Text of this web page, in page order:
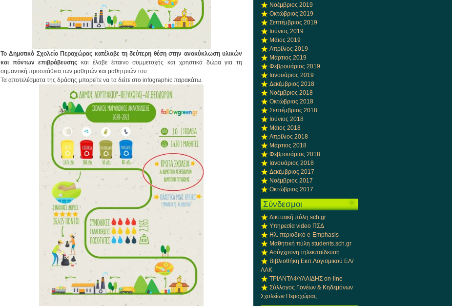
Το Δημοτικό Σχολείο Περαχώρας κατέλαβε τη δεύτερη θέση στην ανακύκλωση υλικών
και πόντων επιβράβευσης και έλαβε έπαινο συμμετοχής και χρηστικά δώρα για τη
σημαντική προσπάθεια των μαθητών και μαθητριών του.
Τα αποτελέσματα της δράσης μπορείτε να τα δείτε στο infographic παρακάτω.
Νοέμβριος 2019
Οκτώβριος 2019
Σεπτέμβριος 2019
Ιούνιος 2019
Μάιος 2019
Απρίλιος 2019
Μάρτιος 2019
Φεβρουάριος 2019
Ιανουάριος 2019
Δεκέμβριος 2018
Νοέμβριος 2018
Οκτώβριος 2018
Σεπτέμβριος 2018
Ιούνιος 2018
Μάιος 2018
Απρίλιος 2018
Μάρτιος 2018
Φεβρουάριος 2018
Ιανουάριος 2018
Δεκέμβριος 2017
Νοέμβριος 2017
Οκτώβριος 2017
Σύνδεσμοι
Δικτυακή πύλη sch.gr
Υπηρεσία video ΠΣΔ
Ηλ. περιοδικό e-Emphasis
Μαθητική πύλη students.sch.gr
Ασύγχρονη τηλεκπαίδευση
Βιβλιοθήκη Εκπ.Λογισμικού ΕΛ/
ΛΑΚ
ΤΡΙΑΝΤΑΦΥΛΛΙΔΗΣ on-line
Σύλλογος Γονέων & Κηδεμόνων
Σχολείων Περαχώρας